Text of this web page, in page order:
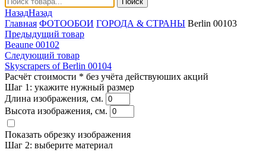
НазадНазад
Главная ФОТООБОИ ГОРОДА & СТРАНЫ Berlin 00103
Предыдущий товар
Beaune 00102
Следующий товар
Skyscrapers of Berlin 00104
Расчёт стоимости * без учёта действуюших акций
Шаг 1: укажите нужный размер
Длина изображения, см.
Высота изображения, см.
Показать обрезку изображения
Шаг 2: выберите материал